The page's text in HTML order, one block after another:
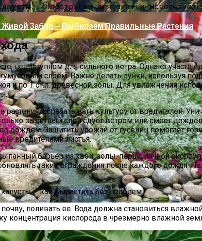
Томатов От Опытных Огородников
Забор — Выбираем Правильные Растения
– Как Сделать Своими Руками Быстро И Просто
Иллюстрация для статьи
недоступном для сильного ветра. Однако
слоем. Важно делать лунки, используя
и по 1 ст.л. древесной золы. Для увлажнения
растения, обрабатывать культуру от вредителей.
защитный слой сдует ветром или смоет
Защитить урожай от гусениц помогает
вредителями листья.
барьер из хвои, золы, перца, яичной
такие ограждения после каждого дождя.
– как вырастить без проблем
поливать ее. Вода должна становиться
концентрация кислорода в чрезмерно влажной